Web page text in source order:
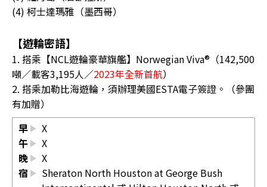
(4) 柯士達瑪雅（墨西哥）
【遊輪密語】
1. 搭乘【NCL遊輪豪華旗艦】Norwegian Viva®（142,500
噸／載客3,195人／2023年全新首航）
2. 搭乘加勒比海遊輪，須辦理美國ESTA電子簽證。（參團
有加贈）
早
X
午
X
晚
X
宿
Sheraton North Houston at George Bush